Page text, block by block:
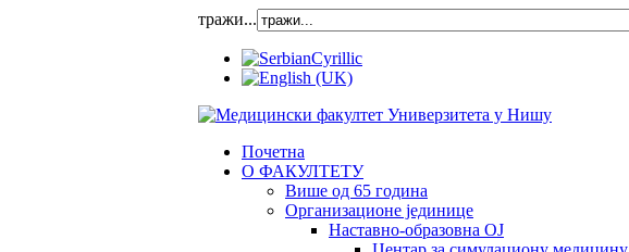
тражи...
Почетна
О ФАКУЛТЕТУ
Више од 65 година
Организационе јединице
Наставно-образовна OJ